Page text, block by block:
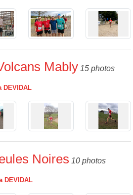
Mably 15 photos
DEVIDAL
Noires 10 photos
DEVIDAL